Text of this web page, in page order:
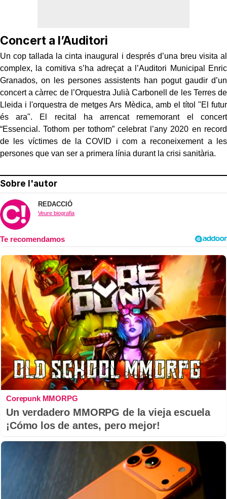
Concert a l’Auditori
Un cop tallada la cinta inaugural i després d’una breu visita al
complex, la comitiva s’ha adreçat a l’Auditori Municipal Enric
Granados, on les persones assistents han pogut gaudir d’un
concert a càrrec de l’Orquestra Julià Carbonell de les Terres de
Lleida i l'orquestra de metges Ars Mèdica, amb el títol "El futur
és ara". El recital ha arrencat rememorant el concert
“Essencial. Tothom per tothom” celebrat l’any 2020 en record
de les víctimes de la COVID i com a reconeixement a les
persones que van ser a primera línia durant la crisi sanitària.
Sobre l'autor
REDACCIÓ
Veure biografia
Corepunk MMORPG
Un verdadero MMORPG de la vieja escuela
¡Cómo los de antes, pero mejor!